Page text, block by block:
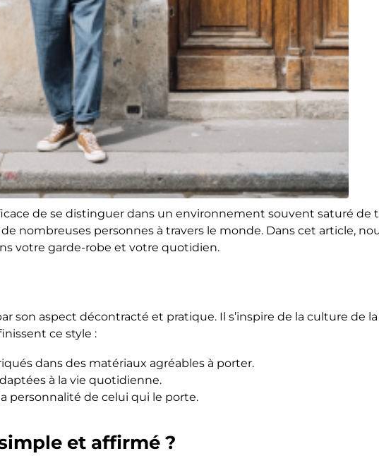
de se distinguer dans un environnement souvent saturé de
nombreuses personnes à travers le monde. Dans cet article,
votre garde-robe et votre quotidien.
son aspect décontracté et pratique. Il s’inspire de la culture de
ce style :
dans des matériaux agréables à porter.
à la vie quotidienne.
personnalité de celui qui le porte.
et affirmé ?